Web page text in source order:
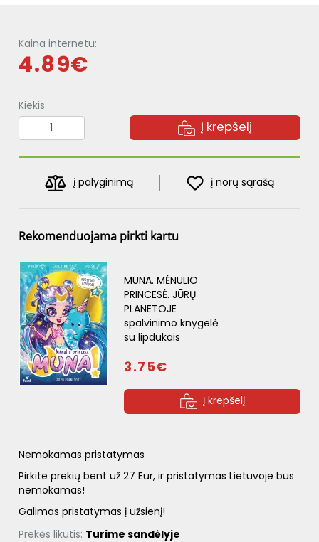
Kaina internetu:
4.89€
Kiekis
Į krepšelį
į palyginimą į norų sąrašą
Rekomenduojama pirkti kartu
MUNA. MĖNULIO
PRINCESĖ. JŪRŲ
PLANETOJE
spalvinimo knygelė
su lipdukais
3.75€
Į krepšelį
Nemokamas pristatymas
Pirkite prekių bent už 27 Eur, ir pristatymas Lietuvoje bus
nemokamas!
Galimas pristatymas į užsienį!
Prekės likutis: Turime sandėlyje